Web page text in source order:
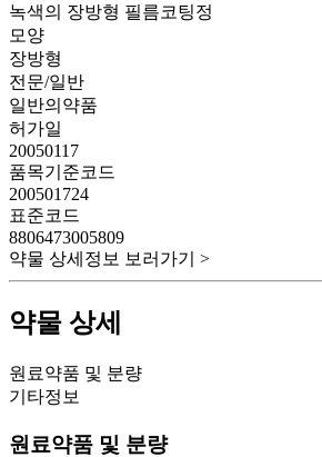
녹색의 장방형 필름코팅정
모양
장방형
전문/일반
일반의약품
허가일
20050117
품목기준코드
200501724
표준코드
8806473005809
약물 상세정보 보러가기 >
약물 상세
원료약품 및 분량
기타정보
원료약품 및 분량